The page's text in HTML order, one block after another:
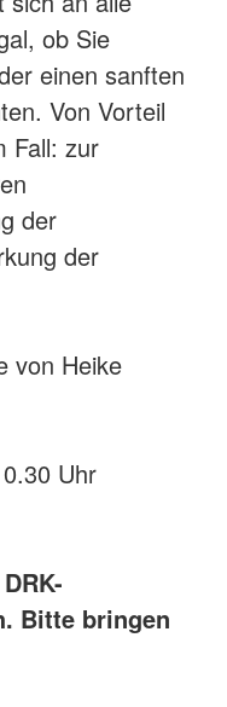
ob Sie
einen sanften
Von Vorteil
Fall: zur
der
der
von Heike
Uhr
Bitte bringen